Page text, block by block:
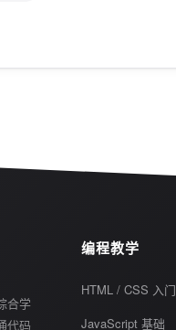
合学
代码
编程教学
HTML / CSS 入门
JavaScript 基础